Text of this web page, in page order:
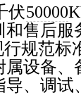
伏50000
售后
规范标
设备
、调